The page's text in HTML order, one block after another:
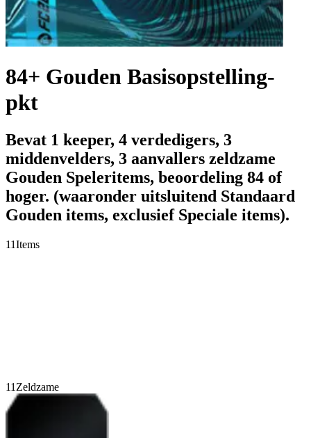
84+ Gouden Basisopstelling-
pkt
Bevat 1 keeper, 4 verdedigers, 3
middenvelders, 3 aanvallers zeldzame
Gouden Speleritems, beoordeling 84 of
hoger. (waaronder uitsluitend Standaard
Gouden items, exclusief Speciale items).
11Items
11 Zeldzame